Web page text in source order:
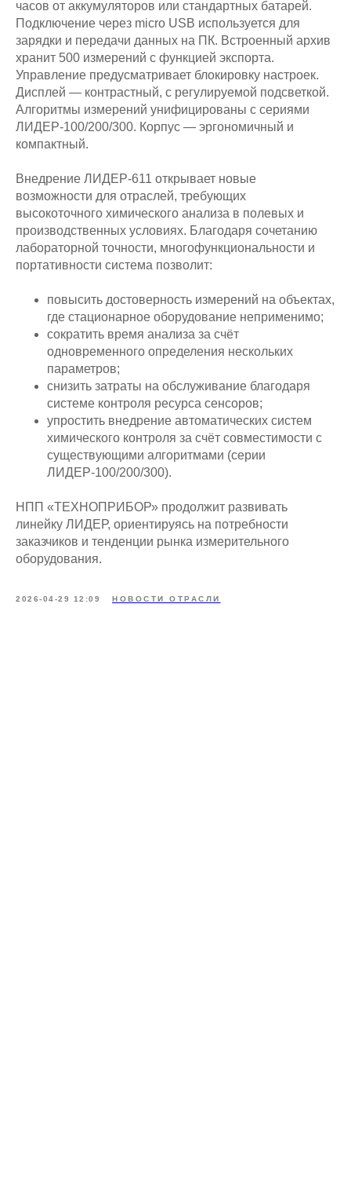
часов от аккумуляторов или стандартных батарей.
Подключение через micro USB используется для
зарядки и передачи данных на ПК. Встроенный архив
хранит 500 измерений с функцией экспорта.
Управление предусматривает блокировку настроек.
Дисплей — контрастный, с регулируемой подсветкой.
Алгоритмы измерений унифицированы с сериями
ЛИДЕР‑100/200/300. Корпус — эргономичный и
компактный.
Внедрение ЛИДЕР‑611 открывает новые
возможности для отраслей, требующих
высокоточного химического анализа в полевых и
производственных условиях. Благодаря сочетанию
лабораторной точности, многофункциональности и
портативности система позволит:
повысить достоверность измерений на объектах,
где стационарное оборудование неприменимо;
сократить время анализа за счёт
одновременного определения нескольких
параметров;
снизить затраты на обслуживание благодаря
системе контроля ресурса сенсоров;
упростить внедрение автоматических систем
химического контроля за счёт совместимости с
существующими алгоритмами (серии
ЛИДЕР‑100/200/300).
НПП «ТЕХНОПРИБОР» продолжит развивать
линейку ЛИДЕР, ориентируясь на потребности
заказчиков и тенденции рынка измерительного
оборудования.
2026-04-29 12:09 НОВОСТИ ОТРАСЛИ